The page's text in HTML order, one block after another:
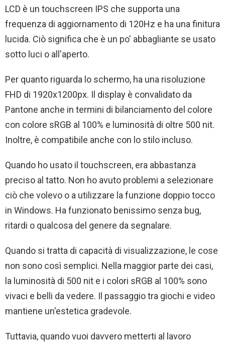
LCD è un touchscreen IPS che supporta una
frequenza di aggiornamento di 120Hz e ha una finitura
lucida. Ciò significa che è un po' abbagliante se usato
sotto luci o all'aperto.
Per quanto riguarda lo schermo, ha una risoluzione
FHD di 1920x1200px. Il display è convalidato da
Pantone anche in termini di bilanciamento del colore
con colore sRGB al 100% e luminosità di oltre 500 nit.
Inoltre, è compatibile anche con lo stilo incluso.
Quando ho usato il touchscreen, era abbastanza
preciso al tatto. Non ho avuto problemi a selezionare
ciò che volevo o a utilizzare la funzione doppio tocco
in Windows. Ha funzionato benissimo senza bug,
ritardi o qualcosa del genere da segnalare.
Quando si tratta di capacità di visualizzazione, le cose
non sono così semplici. Nella maggior parte dei casi,
la luminosità di 500 nit e i colori sRGB al 100% sono
vivaci e belli da vedere. Il passaggio tra giochi e video
mantiene un'estetica gradevole.
Tuttavia, quando vuoi davvero metterti al lavoro